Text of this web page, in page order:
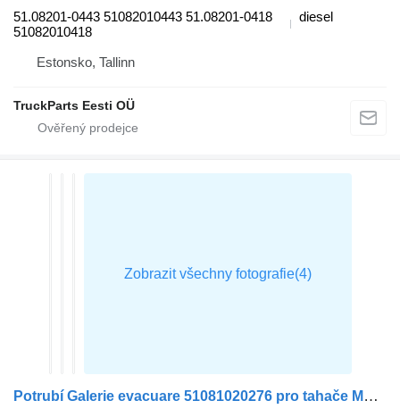
51.08201-0443 51082010443 51.08201-0418
51082010418
diesel
Estonsko, Tallinn
TruckParts Eesti OÜ
Potrubí Galerie evacuare 51081020276 pro tahače MAN TGM